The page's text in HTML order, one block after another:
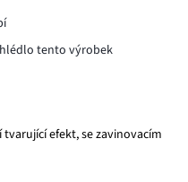
tento výrobek
efekt, se zavinovacím